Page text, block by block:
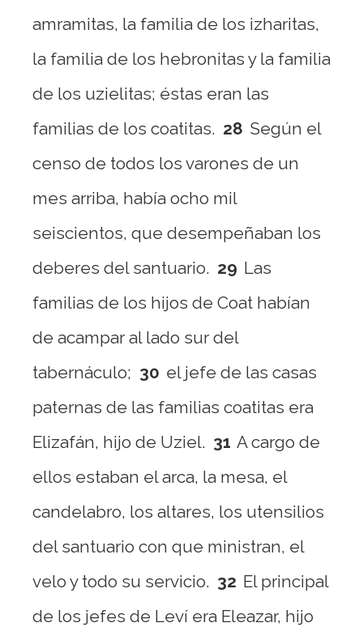
amramitas, la familia de los izharitas,
la familia de los hebronitas y la familia
de los uzielitas; éstas eran las
familias de los coatitas. 28 Según el
censo de todos los varones de un
mes arriba, había ocho mil
seiscientos, que desempeñaban los
deberes del santuario. 29 Las
familias de los hijos de Coat habían
de acampar al lado sur del
tabernáculo; 30 el jefe de las casas
paternas de las familias coatitas era
Elizafán, hijo de Uziel. 31 A cargo de
ellos estaban el arca, la mesa, el
candelabro, los altares, los utensilios
del santuario con que ministran, el
velo y todo su servicio. 32 El principal
de los jefes de Leví era Eleazar, hijo